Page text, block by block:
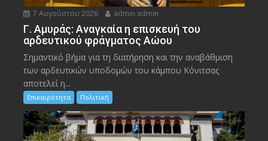
7 Αυγούστου 2026 admin admin
Γ. Αμυράς: Αναγκαία η επισκευή του
αρδευτικού φράγματος Αώου
Σημαντικό βήμα για τη διατήρηση και την αναβάθμιση
των αρδευτικών υποδομών του κάμπου Κόνιτσας
αποτελεί η...
Επικαιρότητα Πολιτική